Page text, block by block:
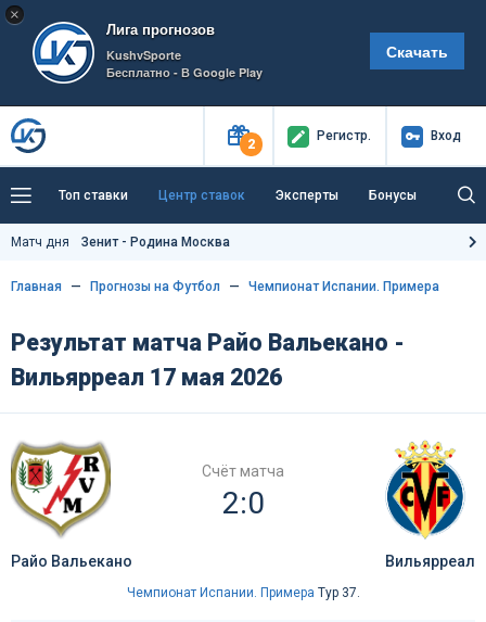
×
Лига прогнозов
KushvSporte
Бесплатно - В Google Play
Скачать
2
Регистр. Вход
Топ ставки Центр ставок Эксперты Бонусы
Тренды Букмекеры
Как тут заработать?
Матч дня Зенит - Родина Москва
Главная Прогнозы на Футбол Чемпионат Испании. Примера
Результат матча Райо Вальекано -
Вильярреал 17 мая 2026
Счёт матча
2:0
Райо Вальекано Вильярреал
Чемпионат Испании. Примера Тур 37.